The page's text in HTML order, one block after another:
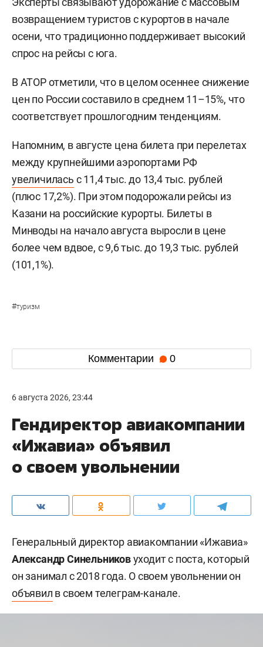
возвращением туристов с курортов в начале
осени, что традиционно поддерживает высокий
спрос на рейсы с юга.
В АТОР отметили, что в целом осеннее снижение
цен по России составило в среднем 11–15%, что
соответствует прошлогодним тенденциям.
Напомним, в августе цена билета при перелетах
между крупнейшими аэропортами РФ
увеличилась с 11,4 тыс. до 13,4 тыс. рублей
(плюс 17,2%). При этом подорожали рейсы из
Казани на российские курорты. Билеты в
Минводы на начало августа выросли в цене
более чем вдвое, с 9,6 тыс. до 19,3 тыс. рублей
(101,1%).
#туризм
Комментарии 0
6 августа 2026, 23:44
Гендиректор авиакомпании
«Ижавиа» объявил
о своем увольнении
Генеральный директор авиакомпании «Ижавиа»
Александр Синельниковуходит с поста, который
он занимал с 2018 года. О своем увольнении он
объявил в своем телеграм-канале.